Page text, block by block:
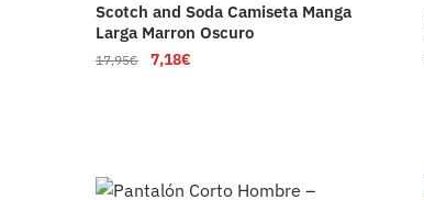
Scotch and Soda Camiseta Manga
Larga Marron Oscuro
17,95€ 7,18€